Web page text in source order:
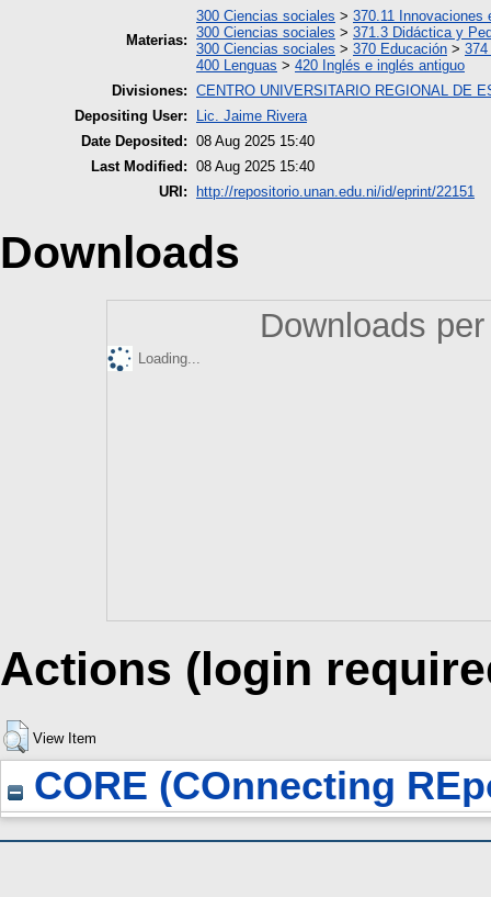
Materias:
300 Ciencias sociales > 370.11 Innovaciones
300 Ciencias sociales > 371.3 Didáctica y
300 Ciencias sociales > 370 Educación >
400 Lenguas > 420 Inglés e inglés antiguo
Divisiones: CENTRO UNIVERSITARIO REGIONAL DE
Depositing User:
Lic. Jaime Rivera
Date Deposited: 08 Aug 2025 15:40
Last Modified: 08 Aug 2025 15:40
URI:
http://repositorio.unan.edu.ni/id/eprint/22151
Downloads
Downloads
Loading...
Actions (login
View Item
CORE (COnnecting